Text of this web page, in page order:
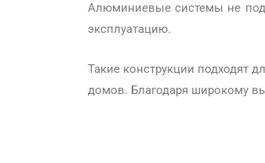
Алюминиевые системы не
эксплуатацию.
Такие конструкции подходят
домов. Благодаря широкому